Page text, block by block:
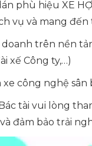
phù hiệu XE
vụ và mang
doanh trên nền
xế Công ty,…)
xe công nghệ sân
tài vui lòng
đảm bảo trải